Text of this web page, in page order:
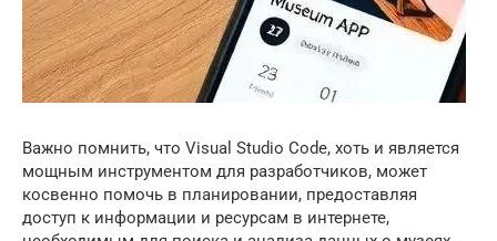
Важно помнить, что Visual Studio Code, хоть и является
мощным инструментом для разработчиков, может
косвенно помочь в планировании, предоставляя
доступ к информации и ресурсам в интернете,